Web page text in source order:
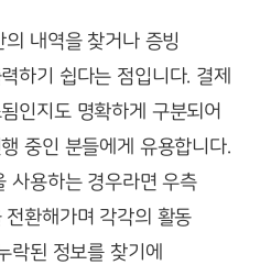
내역을 찾거나 증빙
하기 쉽다는 점입니다. 결제
인지도 명확하게 구분되어
중인 분들에게 유용합니다.
사용하는 경우라면 우측
환해가며 각각의 활동
락된 정보를 찾기에